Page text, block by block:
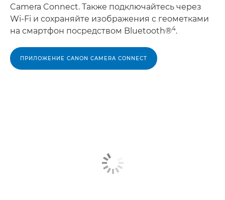
Camera Connect. Также подключайтесь через
Wi-Fi и сохраняйте изображения с геометками
на смартфон посредством Bluetooth®4.
ПРИЛОЖЕНИЕ CANON CAMERA CONNECT